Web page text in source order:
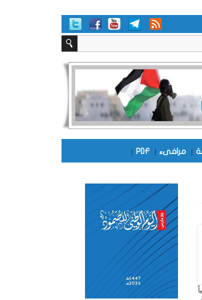
| مرافىء |
PDF
|